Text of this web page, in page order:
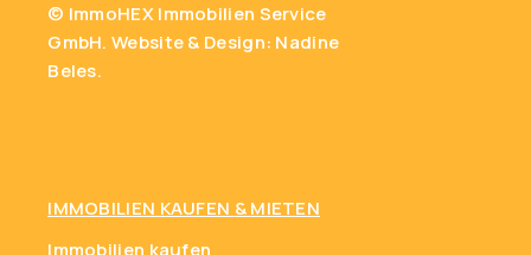
© ImmoHEX Immobilien Service
GmbH.Website & Design: Nadine
Beles.
IMMOBILIEN KAUFEN & MIETEN
Immobilien kaufen